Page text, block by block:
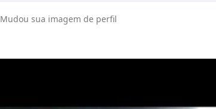
Mudou sua imagem de perfil